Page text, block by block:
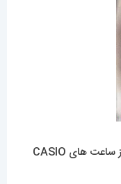
یکی از ویژگی های کلیدی بسیاری از ساعت های CASIO